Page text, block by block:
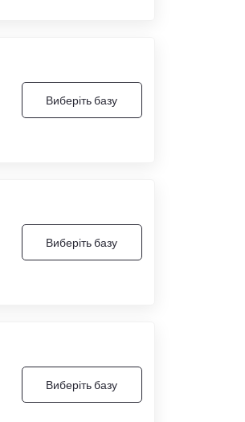
Виберіть базу
Виберіть базу
Виберіть базу